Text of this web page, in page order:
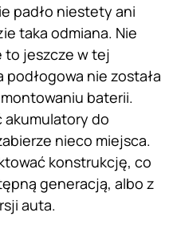
padło niestety ani
taka odmiana. Nie
to jeszcze w tej
nie została
baterii.
akumulatory do
nieco miejsca.
konstrukcję, co
generacją, albo z
auta.